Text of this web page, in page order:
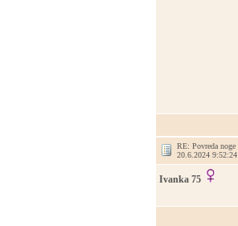
RE: Povreda noge
20.6.2024 9:52:24
Ivanka 75